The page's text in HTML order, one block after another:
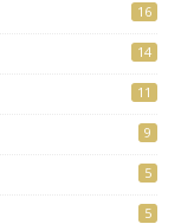
16
14
11
9
5
5